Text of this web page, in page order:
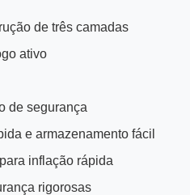
de três camadas
ativo
de segurança
e armazenamento fácil
inflação rápida
rigorosas